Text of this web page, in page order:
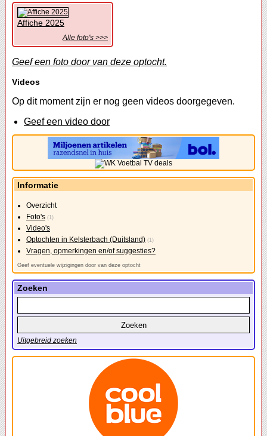
Affiche 2025
Alle foto's >>>
Geef een foto door van deze optocht.
Videos
Op dit moment zijn er nog geen videos doorgegeven.
Geef een video door
Informatie
Overzicht
Foto's (1)
Video's
Optochten in Kelsterbach (Duitsland) (1)
Vragen, opmerkingen en/of suggesties?
Geef eventuele wijzigingen door van deze optocht
Zoeken
Uitgebreid zoeken